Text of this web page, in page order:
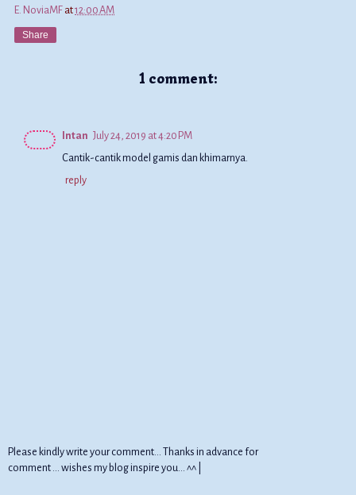
E. NoviaMF at12:00 AM
Share
1 comment:
Intan July 24, 2019 at 4:20 PM
Cantik-cantik model gamis dan khimarnya.
reply
Please kindly write your comment... Thanks in advance for
comment ... wishes my blog inspire you... ^^ |